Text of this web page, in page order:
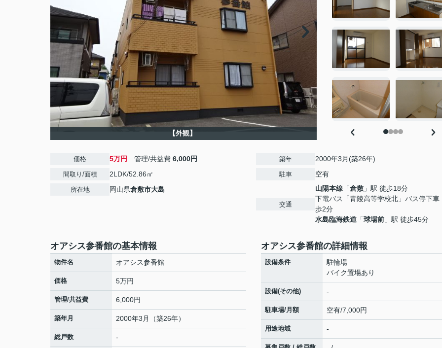
【外観】
価格 5万円 管理/共益費 6,000円
間取り/面積 2LDK/52.86㎡
所在地 岡山県倉敷市大島
築年 2000年3月(築26年)
駐車 空有
交通
山陽本線 「倉敷 」駅 徒歩18分
下電バス「青陵高等学校北」バス停下
歩2分
水島臨海鉄道 「球場前 」駅 徒歩45分
オアシス参番館の基本情報
物件名 オアシス参番館
価格 5万円
管理/共益費 6,000円
築年月 2000年3月（築26年）
総戸数 -
オアシス参番館の詳細情報
設備条件
駐輪場
バイク置場あり
設備(その他) -
駐車場/月額 空有/7,000円
用途地域 -